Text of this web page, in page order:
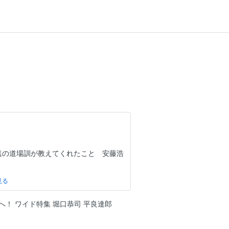
道場訓が教えてくれたこと 安藤浩
クタゴン。 堀口恭司 「UFCで世界
った」
ルコス・パフンピーニャに聞く パ
！ ワイド特集 堀口恭司 平良達郎